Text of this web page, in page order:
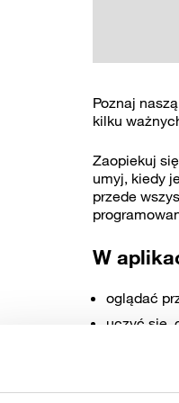
Poznaj
kilku
Zaopiekuj
umyj, kiedy
przede
W
oglądać
uczyć się,
robić